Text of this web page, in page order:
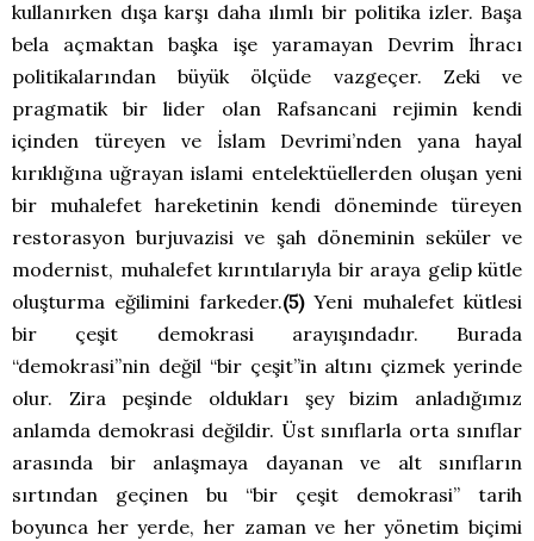
kullanırken dışa karşı daha ılımlı bir politika izler. Başa
bela açmaktan başka işe yaramayan Devrim İhracı
politikalarından büyük ölçüde vazgeçer. Zeki ve
pragmatik bir lider olan Rafsancani rejimin kendi
içinden türeyen ve İslam Devrimi’nden yana hayal
kırıklığına uğrayan islami entelektüellerden oluşan yeni
bir muhalefet hareketinin kendi döneminde türeyen
restorasyon burjuvazisi ve şah döneminin seküler ve
modernist, muhalefet kırıntılarıyla bir araya gelip kütle
oluşturma eğilimini farkeder.(5)Yeni muhalefet kütlesi
bir çeşit demokrasi arayışındadır. Burada
“demokrasi”nin değil “bir çeşit”in altını çizmek yerinde
olur. Zira peşinde oldukları şey bizim anladığımız
anlamda demokrasi değildir. Üst sınıflarla orta sınıflar
arasında bir anlaşmaya dayanan ve alt sınıfların
sırtından geçinen bu “bir çeşit demokrasi” tarih
boyunca her yerde, her zaman ve her yönetim biçimi